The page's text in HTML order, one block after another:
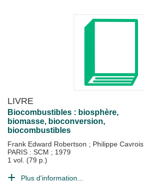
LIVRE
Biocombustibles : biosphère,
biomasse, bioconversion,
biocombustibles
Frank Edward Robertson ; Philippe Cavrois
PARIS : SCM ; 1979
1 vol. (79 p.)
Plus d'information...